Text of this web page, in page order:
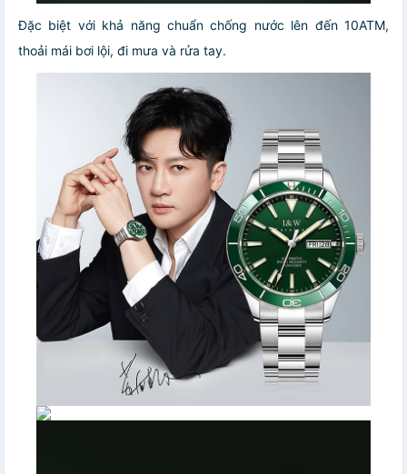
Đặc biệt với khả năng chuẩn chống nước lên đến 10ATM,
thoải mái bơi lội, đi mưa và rửa tay.